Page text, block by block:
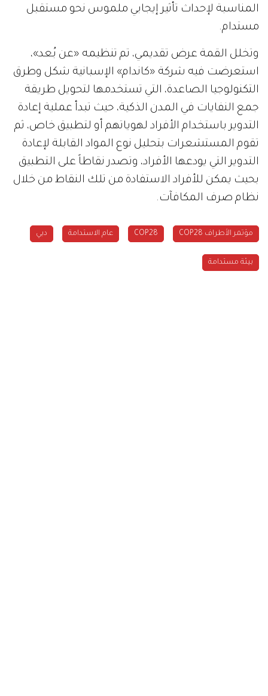
المناسبة لإحداث تأثير إيجابي ملموس نحو مستقبل
مستدام.
وتخلل القمة عرض تقديمي، تم تنظيمه «عن بُعد»،
استعرضت فيه شركة «كاندام» الإسبانية شكل وطرق
التكنولوجيا الصاعدة، التي تستخدمها لتحويل طريقة
جمع النفايات في المدن الذكية، حيث تبدأ عملية إعادة
التدوير باستخدام الأفراد لهوياتهم أو لتطبيق خاص، ثم
تقوم المستشعرات بتحليل نوع المواد القابلة لإعادة
التدوير التي يودعها الأفراد، وتصدر نقاطاً على التطبيق
بحيث يمكن للأفراد الاستفادة من تلك النقاط من خلال
نظام صرف المكافآت.
مؤتمر الأطراف COP28 COP28 عام الاستدامة دبي
بيئة مستدامة